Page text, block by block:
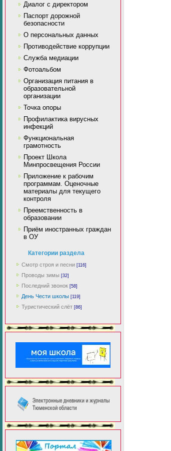
Диалог с директором
Паспорт дорожной
безопасности
О персональных данных
Противодействие коррупции
Служба медиации
Фотоальбом
Организация питания в
образовательной
организации
Точка опоры
Профилактика вирусных
инфекций
Функциональная
грамотность
Проект Школа
Минпросвещения России
Приложение к рабочим
программам. Оценочные
материалы для текущего
контроля
Преемственность в
образовании
Приём иностранных граждан
в ОУ
Категории раздела
Смотр строя и песни [116]
Проводы зимы [32]
Последний звонок [58]
День Чести школы [119]
Туристический слёт [86]